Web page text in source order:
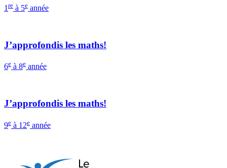
1 re à 5e année
J’approfondis les maths!
6e à 8e année
J’approfondis les maths!
9e à 12e année